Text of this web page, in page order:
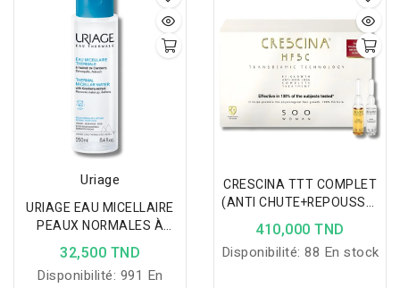
Uriage
URIAGE EAU MICELLAIRE
PEAUX NORMALES À
SÈCHES 250 ML
32,500 TND
Disponibilité: 991 En
CRESCINA TTT COMPLET
(ANTI CHUTE+REPOUSSE)
500 Femme 10 +10
AMPOULES
410,000 TND
Disponibilité: 88 En stock